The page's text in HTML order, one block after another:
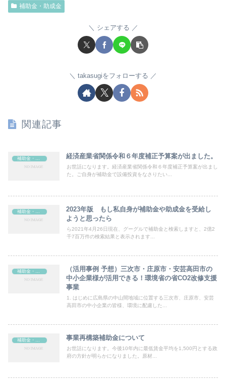
補助金・助成金
シェアする
takasugiをフォローする
関連記事
経済産業省関係令和６年度補正予算案が出ました。
お世話になります。経済産業省関係令和６年度補正予算案が出まし
た。ご自身が補助金で設備投資をなさりたい...
補助金・助成金
2023年版 もし私自身が補助金や助成金を受給し
ようと思ったら
ら2021年4月26日現在、グーグルで補助金と検索しますと、2億2
千7百万件の検索結果と表示されます...
補助金・助成金
（活用事例 予想）三次市・庄原市・安芸高田市の
中小企業様が活用できる！環境省の省CO2改修支援
事業
1. はじめに広島県の中山間地域に位置する三次市、庄原市、安芸
高田市の中小企業の皆様、環境に配慮した...
補助金・助成金 事業再構築補助金について
お世話になります。今後10年内に最低賃金平均を1,500円とする政
府の方針が明らかになりました。原材...